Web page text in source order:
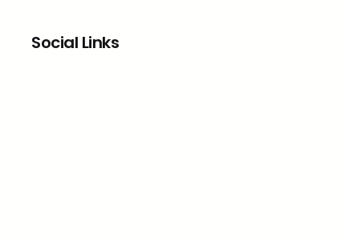
Social Links